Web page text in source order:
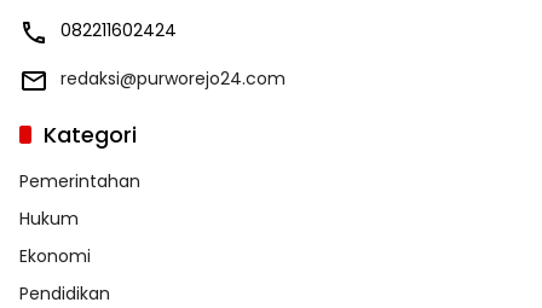
082211602424
redaksi@purworejo24.com
Kategori
Pemerintahan
Hukum
Ekonomi
Pendidikan